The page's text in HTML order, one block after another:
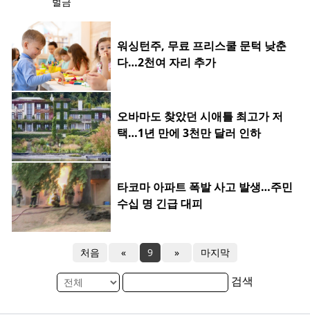
워싱턴주, 무료 프리스쿨 문턱 낮춘
다…2천여 자리 추가
오바마도 찾았던 시애틀 최고가 저
택…1년 만에 3천만 달러 인하
타코마 아파트 폭발 사고 발생…주민
수십 명 긴급 대피
처음 « 9 » 마지막
검색